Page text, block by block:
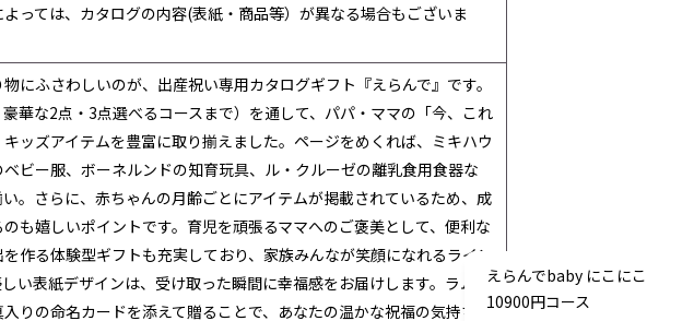
えらんでbaby にこにこ
10900円コース
っては、カタログの内容(表紙・商品等）が異なる場合もございま
にふさわしいのが、出産祝い専用カタログギフト『えらんで』です。
華な2点・3点選べるコースまで）を通して、パパ・ママの「今、これ
ッズアイテムを豊富に取り揃えました。ページをめくれば、ミキハウ
ビー服、ボーネルンドの知育玩具、ル・クルーゼの離乳食用食器な
。さらに、赤ちゃんの月齢ごとにアイテムが掲載されているため、成
も嬉しいポイントです。育児を頑張るママへのご褒美として、便利な
作る体験型ギフトも充実しており、家族みんなが笑顔になれるライン
い表紙デザインは、受け取った瞬間に幸福感をお届けします。ラムビ
りの命名カードを添えて贈ることで、あなたの温かな祝福の気持ちを